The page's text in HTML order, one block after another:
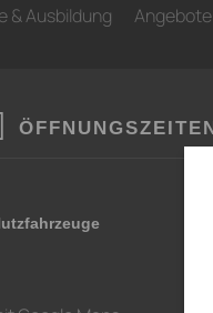
& Ausbildung Angebote